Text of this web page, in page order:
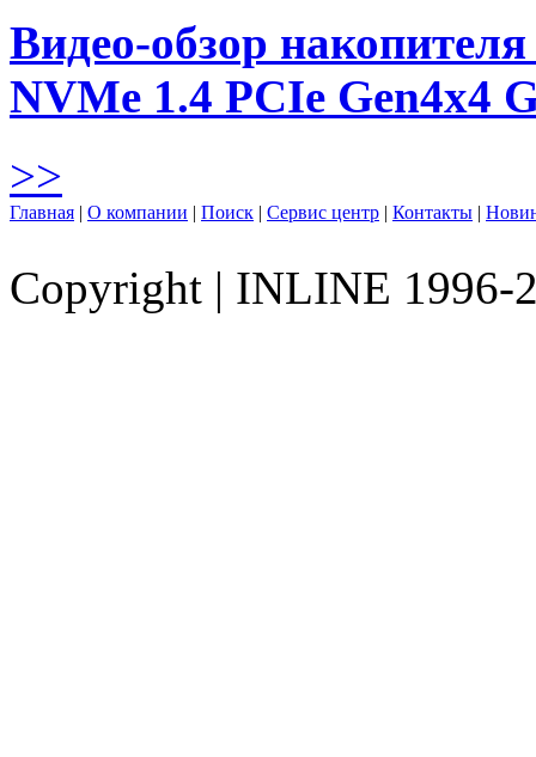
Видео-обзор
NVMe 1.4 PCIe Gen4х4
>>
Главная | О компании | Поиск | Сервис центр | Контакты |
Copyright | INLINE 1996-